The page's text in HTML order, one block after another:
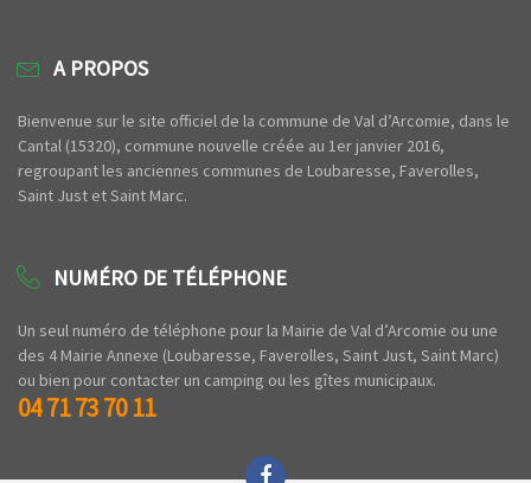
A PROPOS
Bienvenue sur le site officiel de la commune de Val d’Arcomie, dans le
Cantal (15320), commune nouvelle créée au 1er janvier 2016,
regroupant les anciennes communes de Loubaresse, Faverolles,
Saint Just et Saint Marc.
NUMÉRO DE TÉLÉPHONE
Un seul numéro de téléphone pour la Mairie de Val d’Arcomie ou une
des 4 Mairie Annexe (Loubaresse, Faverolles, Saint Just, Saint Marc)
ou bien pour contacter un camping ou les gîtes municipaux.
04 71 73 70 11